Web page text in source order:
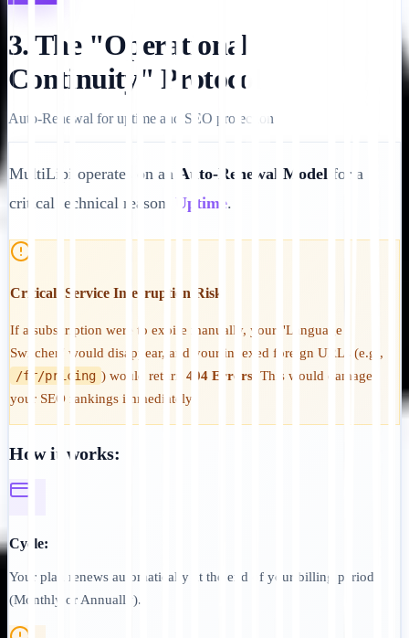
3. The "Operational
Continuity" Protocol
Auto-Renewal for uptime and SEO protection
MultiLipi operates on an Auto-Renewal Model for a
critical technical reason: Uptime.
Critical: Service Interruption Risk
If a subscription were to expire manually, your "Language
Switcher" would disappear, and your indexed foreign URLs (e.g.,
/fr/pricing ) would return 404 Errors . This would damage
your SEO rankings immediately.
How it works:
Cycle:
Your plan renews automatically at the end of your billing period
(Monthly or Annually).